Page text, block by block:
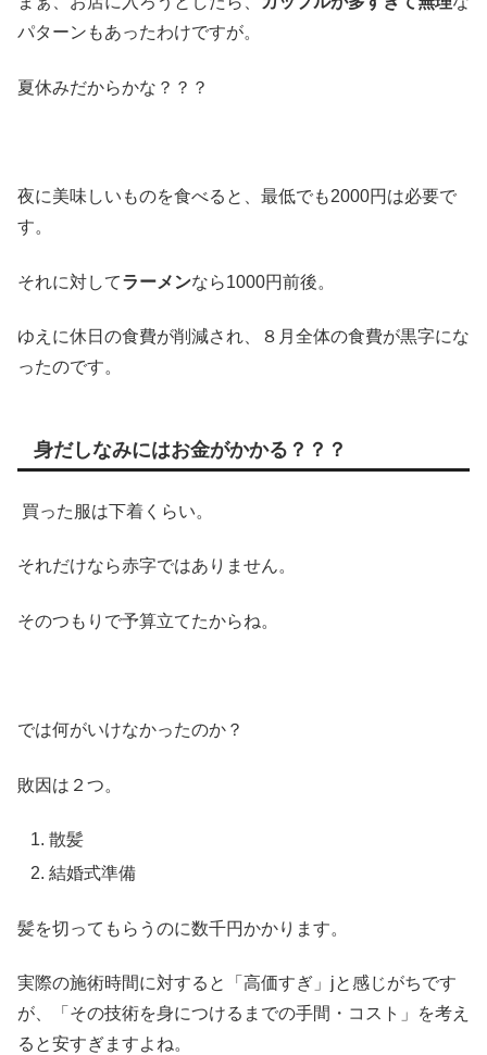
パターンもあったわけですが。
夏休みだからかな？？？
夜に美味しいものを食べると、最低でも2000円は必要で
す。
それに対してラーメンなら1000円前後。
ゆえに休日の食費が削減され、８月全体の食費が黒字にな
ったのです。
身だしなみにはお金がかかる？？？
買った服は下着くらい。
それだけなら赤字ではありません。
そのつもりで予算立てたからね。
では何がいけなかったのか？
敗因は２つ。
散髪
結婚式準備
髪を切ってもらうのに数千円かかります。
実際の施術時間に対すると「高価すぎ」jと感じがちです
が、「その技術を身につけるまでの手間・コスト」を考え
ると安すぎますよね。